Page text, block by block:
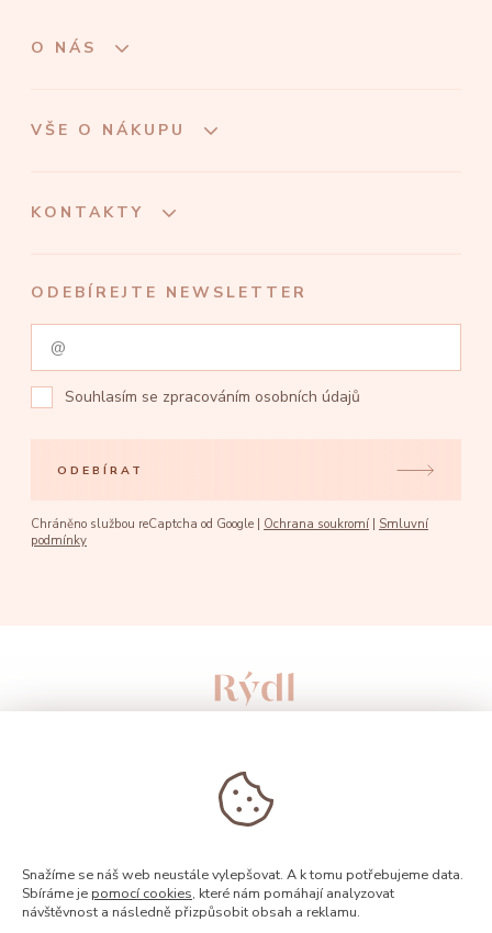
O NÁS
VŠE O NÁKUPU
KONTAKTY
ODEBÍREJTE NEWSLETTER
Souhlasím se zpracováním osobních údajů
ODEBÍRAT
Chráněno službou reCaptcha od Google | Ochrana soukromí
Smluvní
podmínky
Snažíme se náš web neustále vylepšovat. A k tomu potřebujeme data.
Sbíráme je pomocí cookies, které nám pomáhají analyzovat
návštěvnost a následně přizpůsobit obsah a reklamu.